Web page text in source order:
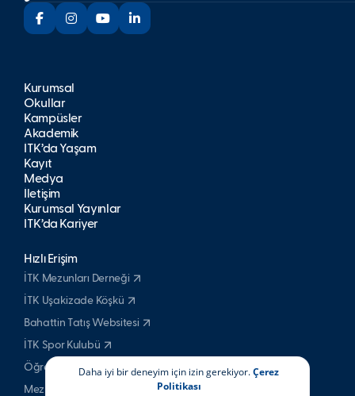
Kurumsal
Okullar
Kampüsler
Akademik
İTK’da Yaşam
Kayıt
Medya
İletişim
Kurumsal Yayınlar
İTK’da Kariyer
Hızlı Erişim
İTK Mezunları Derneği
İTK Uşakizade Köşkü
Bahattin Tatış Websitesi
İTK Spor Kulubü
Öğrenci & Veli
Mezun
Daha iyi bir deneyim için izin gerekiyor.Çerez
Politikası